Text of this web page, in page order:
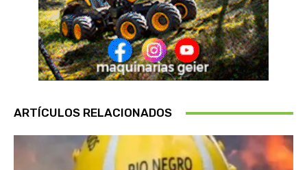
ARTÍCULOS RELACIONADOS